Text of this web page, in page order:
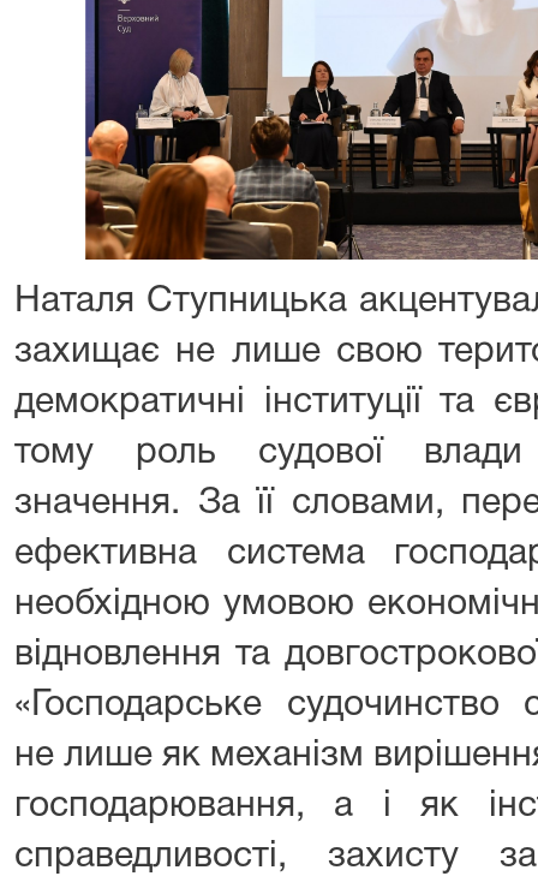
Наталя Ступницька
захищає не лише свою
демократичні інституції та
тому роль судової влади
значення. За її словами,
ефективна система
необхідною умовою
відновлення та
«Господарське судочинство
не лише як механізм
господарювання, а і як
справедливості, захисту